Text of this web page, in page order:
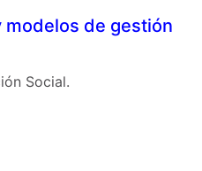
modelos de gestión
Social.